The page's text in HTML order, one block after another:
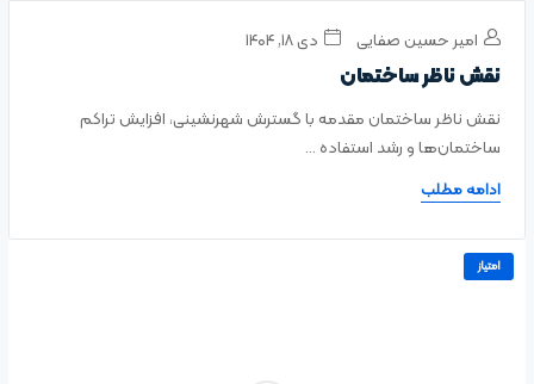
امیر حسین صفایی دی ۱۸, ۱۴۰۴
نقش ناظر ساختمان
نقش ناظر ساختمان مقدمه با گسترش شهرنشینی، افزایش تراکم
ساختمان‌ها و رشد استفاده ...
ادامه مطلب
امتیاز